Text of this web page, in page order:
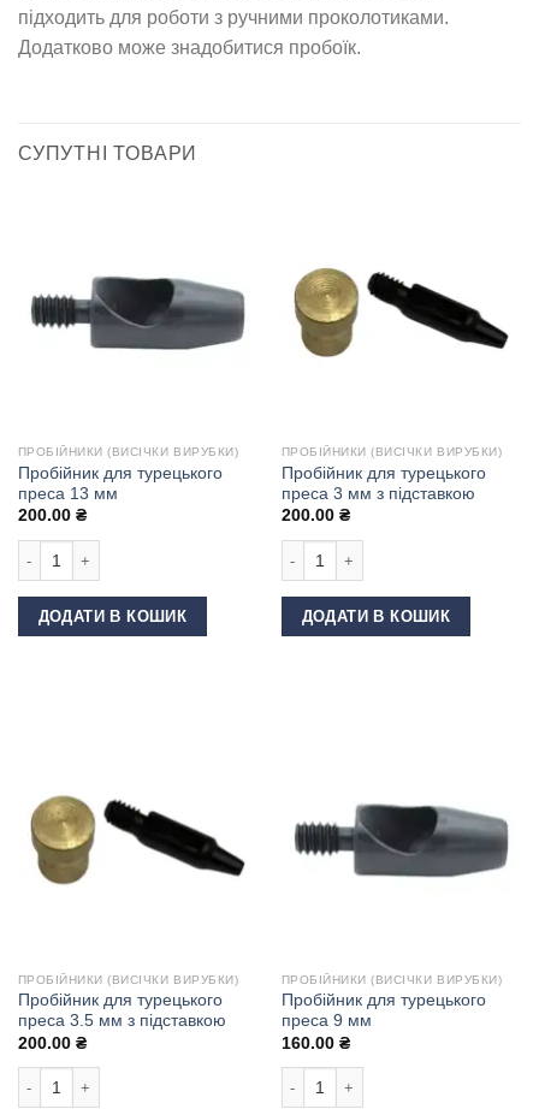
підходить для роботи з ручними проколотиками.
Додатково може знадобитися пробоїк.
СУПУТНІ ТОВАРИ
ПРОБІЙНИКИ (ВИСІЧКИ ВИРУБКИ)
Пробійник для турецького
преса 13 мм
200.00 ₴
ДОДАТИ В КОШИК
ПРОБІЙНИКИ (ВИСІЧКИ ВИРУБКИ)
Пробійник для турецького
преса 3 мм з підставкою
200.00 ₴
ДОДАТИ В КОШИК
ПРОБІЙНИКИ (ВИСІЧКИ ВИРУБКИ)
Пробійник для турецького
преса 3.5 мм з підставкою
200.00 ₴
ПРОБІЙНИКИ (ВИСІЧКИ ВИРУБКИ)
Пробійник для турецького
преса 9 мм
160.00 ₴